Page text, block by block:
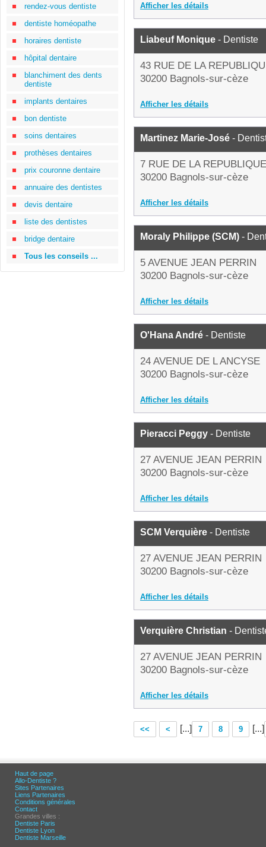
rendez-vous dentiste
dentiste homéopathe
horaires dentiste
hôpital dentaire
blanchiment des dents
dentiste
implants dentaires
bon dentiste
soins dentaires
prothèses dentaires
prix couronne dentaire
annuaire des dentistes
devis dentaire
liste des dentistes
bridge dentaire
Tous les conseils ...
Afficher les détails
Liabeuf Monique - Dentiste
43 RUE DE LA
30200 Bagnols-sur-cèze
Afficher les détails
Martinez Marie-José -
7 RUE DE LA REPUBLIQUE
30200 Bagnols-sur-cèze
Afficher les détails
Moraly Philippe (SCM) -
5 AVENUE JEAN PERRIN
30200 Bagnols-sur-cèze
Afficher les détails
O'Hana André - Dentiste
24 AVENUE DE L ANCYSE
30200 Bagnols-sur-cèze
Afficher les détails
Pieracci Peggy - Dentiste
27 AVENUE JEAN PERRIN
30200 Bagnols-sur-cèze
Afficher les détails
SCM Verquière - Dentiste
27 AVENUE JEAN PERRIN
30200 Bagnols-sur-cèze
Afficher les détails
Verquière Christian -
27 AVENUE JEAN PERRIN
30200 Bagnols-sur-cèze
Afficher les détails
<< < [...] 7 8 9 [...]
Haut de page
Allo-Dentiste ?
Sites Partenaires
Liens Partenaires
Conditions générales
Contact
Grandes villes :
Dentiste Paris
Dentiste Lyon
Dentiste Marseille